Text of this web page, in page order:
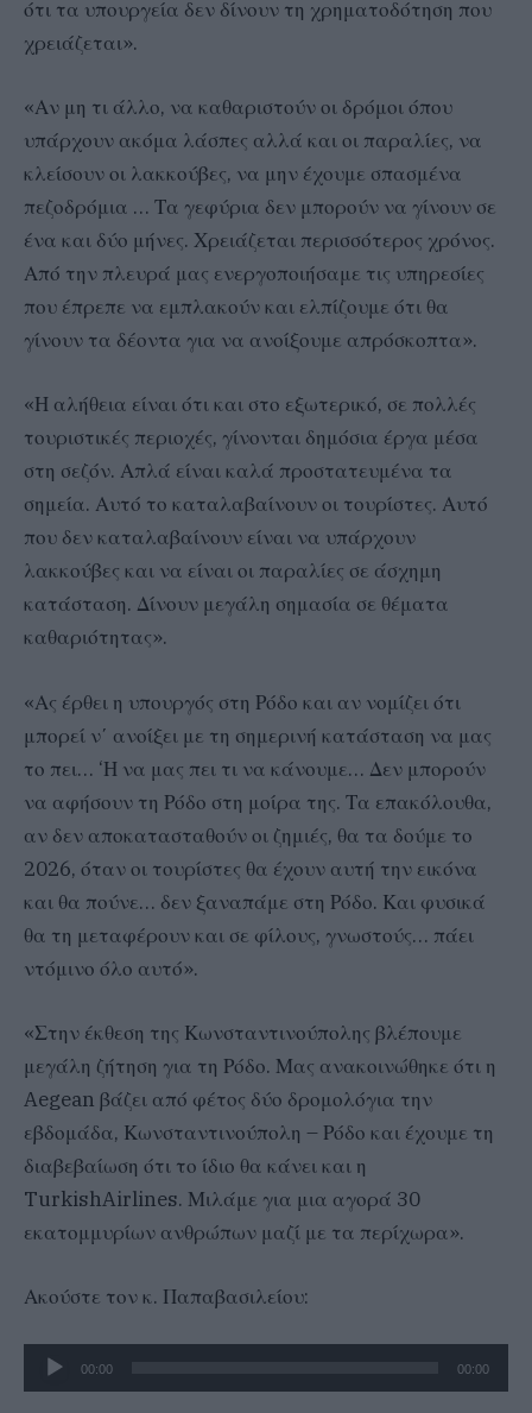
ότι τα υπουργεία δεν δίνουν τη χρηματοδότηση που
χρειάζεται».
«Αν μη τι άλλο, να καθαριστούν οι δρόμοι όπου
υπάρχουν ακόμα λάσπες αλλά και οι παραλίες, να
κλείσουν οι λακκούβες, να μην έχουμε σπασμένα
πεζοδρόμια … Τα γεφύρια δεν μπορούν να γίνουν σε
ένα και δύο μήνες. Χρειάζεται περισσότερος χρόνος.
Από την πλευρά μας ενεργοποιήσαμε τις υπηρεσίες
που έπρεπε να εμπλακούν και ελπίζουμε ότι θα
γίνουν τα δέοντα για να ανοίξουμε απρόσκοπτα».
«Η αλήθεια είναι ότι και στο εξωτερικό, σε πολλές
τουριστικές περιοχές, γίνονται δημόσια έργα μέσα
στη σεζόν. Απλά είναι καλά προστατευμένα τα
σημεία. Αυτό το καταλαβαίνουν οι τουρίστες. Αυτό
που δεν καταλαβαίνουν είναι να υπάρχουν
λακκούβες και να είναι οι παραλίες σε άσχημη
κατάσταση. Δίνουν μεγάλη σημασία σε θέματα
καθαριότητας».
«Ας έρθει η υπουργός στη Ρόδο και αν νομίζει ότι
μπορεί ν΄ ανοίξει με τη σημερινή κατάσταση να μας
το πει… ‘Η να μας πει τι να κάνουμε… Δεν μπορούν
να αφήσουν τη Ρόδο στη μοίρα της. Τα επακόλουθα,
αν δεν αποκατασταθούν οι ζημιές, θα τα δούμε το
2026, όταν οι τουρίστες θα έχουν αυτή την εικόνα
και θα πούνε… δεν ξαναπάμε στη Ρόδο. Και φυσικά
θα τη μεταφέρουν και σε φίλους, γνωστούς… πάει
ντόμινο όλο αυτό».
«Στην έκθεση της Κωνσταντινούπολης βλέπουμε
μεγάλη ζήτηση για τη Ρόδο. Μας ανακοινώθηκε ότι η
Aegean βάζει από φέτος δύο δρομολόγια την
εβδομάδα, Κωνσταντινούπολη – Ρόδο και έχουμε τη
διαβεβαίωση ότι το ίδιο θα κάνει και η
TurkishAirlines. Μιλάμε για μια αγορά 30
εκατομμυρίων ανθρώπων μαζί με τα περίχωρα».
Ακούστε τον κ. Παπαβασιλείου:
Πρόγραμμα
Αναπαραγωγής
00:00 00:00